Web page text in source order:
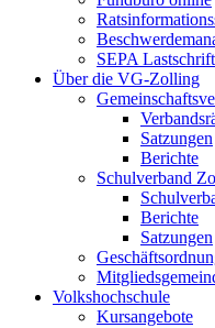
SEPA
Über die VG-Zolling
Satzungen
Berichte
Schulverband
Berichte
Satzungen
Volkshochschule
Kursangebote